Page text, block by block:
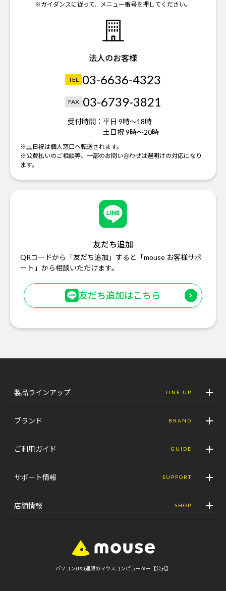
※ガイダンスに従って、メニュー番号を押してください。
法人のお客様
TEL 03-6636-4323
FAX 03-6739-3821
受付時間： 平日 9時～18時
土日祝 9時～20時
※土日祝は個人窓口へ転送されます。
※公費払いのご相談等、一部のお問い合わせは週明けの対応になり
ます。
友だち追加
QRコードから「友だち追加」すると「mouse お客様サポ
ート」から相談いただけます。
友だち追加はこちら
製品ラインアップ LINE UP
ブランド BRAND
ご利用ガイド GUIDE
サポート情報 SUPPORT
店舗情報 SHOP
パソコン(PC)通販のマウスコンピューター【公式】